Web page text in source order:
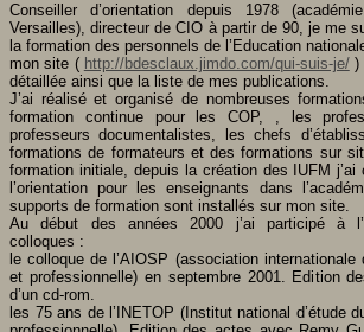
Conseiller d’orientation depuis 1978
Versailles), directeur de CIO à partir de 90, je me
la formation des personnels de l’Education
mon site ( http://bdesclaux.jimdo.com/qui-suis-je/)
détaillée ainsi que la liste de mes publications.
J’ai réalisé et organisé de nombreuses
formation continue pour les COP, , les
professeurs documentalistes, les chefs
formations de formateurs et des formations sur
formation initiale, depuis la création des IUFM j’ai
l’orientation pour les enseignants dans
supports de formation sont installés sur mon site.
Au début des années 2000 j’ai participé à
colloques :
le colloque de l’AIOSP (association internationale
et professionnelle) en septembre 2001. Edition
d’un cd-rom.
les 75 ans de l’INETOP (Institut national d’étude